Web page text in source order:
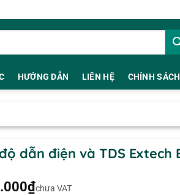
HƯỚNG DẪN LIÊN HỆ CHÍNH SÁCH
dẫn điện và TDS Extech
₫chưa VAT